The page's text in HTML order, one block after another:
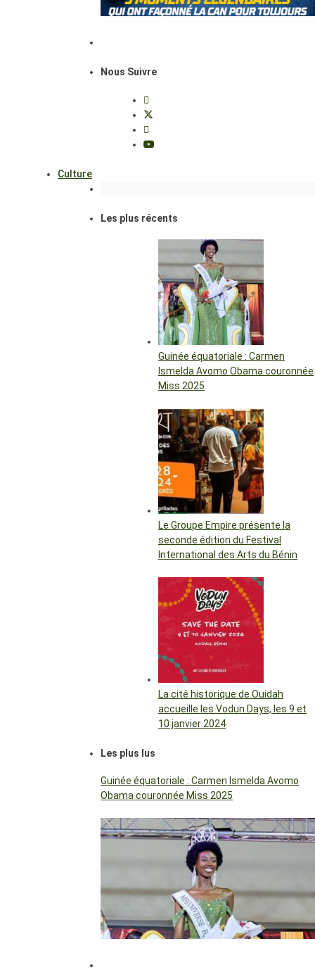
Nous Suivre
Culture
Les plus récents
Guinée équatoriale : Carmen
Ismelda Avomo Obama couronnée
Miss 2025
Le Groupe Empire présente la
seconde édition du Festival
International des Arts du Bénin
La cité historique de Ouidah
accueille les Vodun Days, les 9 et
10 janvier 2024
Les plus lus
Guinée équatoriale : Carmen Ismelda Avomo
Obama couronnée Miss 2025